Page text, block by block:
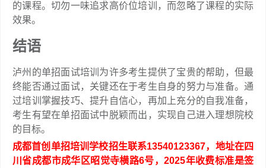
的课程。切勿一味追求高价位培训，而忽略了课程的实际
效果。
结语
泸州的单招面试培训为许多考生提供了宝贵的帮助，但最
终能否通过面试，关键还在于考生自身的努力与准备。通
过培训掌握技巧、提升自信心，再加上充分的自我准备，
考生有望在单招面试中脱颖而出，实现自己进入理想院校
的目标。
成都首创单招培训学校招生联系13540123367，地址在四
川省成都市成华区昭觉寺横路6号，2025年收费标准是签